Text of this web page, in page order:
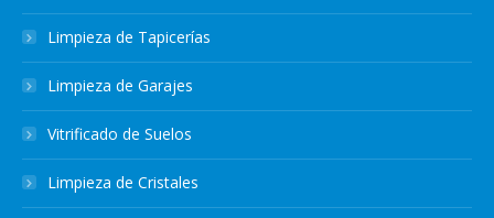
Limpieza de Tapicerías
Limpieza de Garajes
Vitrificado de Suelos
Limpieza de Cristales